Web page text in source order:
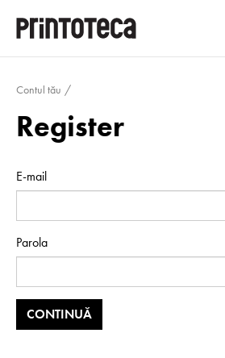
Contul tău
Register
E-mail
Parola